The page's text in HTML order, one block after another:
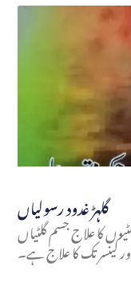
گلہڑ غدود رسولیاں
کا علاج جسم گلٹیاں
کینسر تک کا علاج ہے۔